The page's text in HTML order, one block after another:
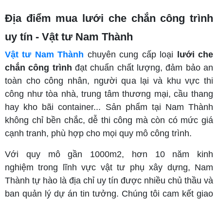
Địa điểm mua lưới che chắn công trình
uy tín - Vật tư Nam Thành
Vật tư Nam Thành chuyên cung cấp loại
lưới che
chắn công trình đạt chuẩn chất lượng, đảm bảo an
toàn cho công nhân, người qua lại và khu vực thi
công như tòa nhà, trung tâm thương mại, cầu thang
hay kho bãi container... Sản phẩm tại Nam Thành
không chỉ bền chắc, dễ thi công mà còn có mức giá
cạnh tranh, phù hợp cho mọi quy mô công trình.
Với quy mô gần 1000m2, hơn 10 năm kinh
nghiệm trong lĩnh vực vật tư phụ xây dựng, Nam
Thành tự hào là địa chỉ uy tín được nhiều chủ thầu và
ban quản lý dự án tin tưởng. Chúng tôi cam kết giao